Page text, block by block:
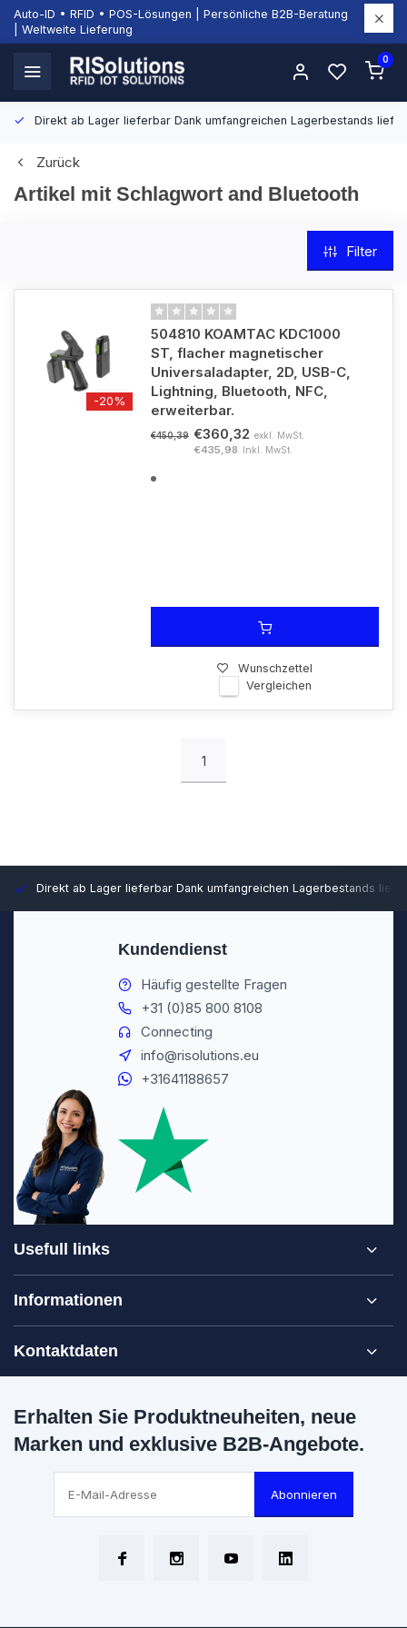
Auto-ID • RFID • POS-Lösungen | Persönliche B2B-Beratung
| Weltweite Lieferung
0
Direkt ab Lager lieferbar Dank umfangreichen Lagerbestands
Zurück
Artikel mit Schlagwort and Bluetooth
Filter
-20%
504810 KOAMTAC KDC1000
ST, flacher magnetischer
Universaladapter, 2D, USB-C,
Lightning, Bluetooth, NFC,
erweiterbar.
€450,39 €360,32 exkl. MwSt.
€435,98 Inkl. MwSt.
Wunschzettel
Vergleichen
1
Direkt ab Lager lieferbar Dank umfangreichen Lagerbestands
Kundendienst
Häufig gestellte Fragen
+31 (0)85 800 8108
Connecting
info@risolutions.eu
+31641188657
Usefull links
Informationen
Kontaktdaten
Erhalten Sie Produktneuheiten, neue
Marken und exklusive B2B-Angebote.
Abonnieren